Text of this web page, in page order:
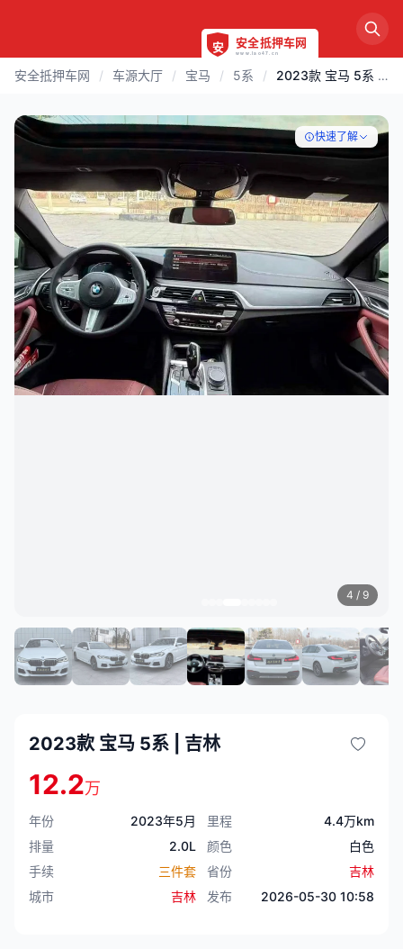
安全抵押车网 / 车源大厅 / 宝马 / 5系 / 2023款 宝马 5系 | 吉林
快速了解
4 / 9
2023款 宝马 5系 | 吉林
12.2万
年份 2023年5月 里程
4.4万km
排量
2.0L 颜色
白色
手续
三件套 省份
吉林
城市
吉林 发布 2026-05-30 10:58